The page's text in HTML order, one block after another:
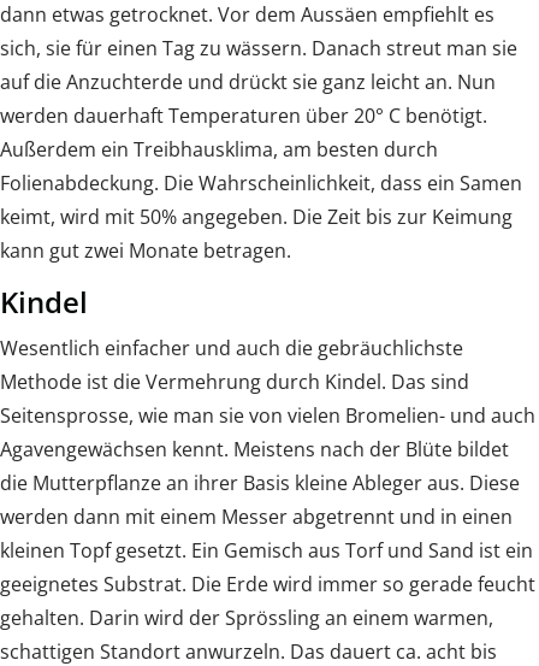
dann etwas getrocknet. Vor dem Aussäen empfiehlt es
sich, sie für einen Tag zu wässern. Danach streut man sie
auf die Anzuchterde und drückt sie ganz leicht an. Nun
werden dauerhaft Temperaturen über 20° C benötigt.
Außerdem ein Treibhausklima, am besten durch
Folienabdeckung. Die Wahrscheinlichkeit, dass ein Samen
keimt, wird mit 50% angegeben. Die Zeit bis zur Keimung
kann gut zwei Monate betragen.
Kindel
Wesentlich einfacher und auch die gebräuchlichste
Methode ist die Vermehrung durch Kindel. Das sind
Seitensprosse, wie man sie von vielen Bromelien- und auch
Agavengewächsen kennt. Meistens nach der Blüte bildet
die Mutterpflanze an ihrer Basis kleine Ableger aus. Diese
werden dann mit einem Messer abgetrennt und in einen
kleinen Topf gesetzt. Ein Gemisch aus Torf und Sand ist ein
geeignetes Substrat. Die Erde wird immer so gerade feucht
gehalten. Darin wird der Sprössling an einem warmen,
schattigen Standort anwurzeln. Das dauert ca. acht bis